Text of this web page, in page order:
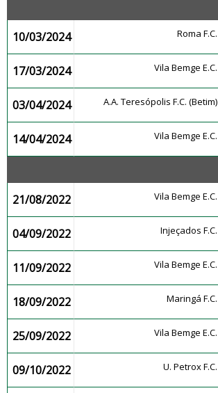
10/03/2024
Roma F.C.
17/03/2024 Vila Bemge E.C.
03/04/2024 A.A. Teresópolis F.C. (Betim)
14/04/2024 Vila Bemge E.C.
21/08/2022
Vila Bemge E.C.
04/09/2022 Injeçados F.C.
11/09/2022 Vila Bemge E.C.
18/09/2022 Maringá F.C.
25/09/2022 Vila Bemge E.C.
09/10/2022 U. Petrox F.C.